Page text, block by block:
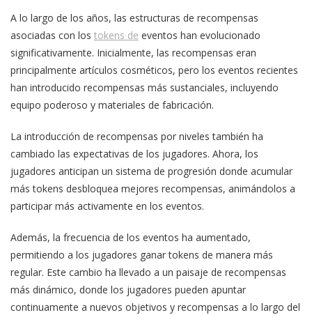
A lo largo de los años, las estructuras de recompensas
asociadas con los tokens de eventos han evolucionado
significativamente. Inicialmente, las recompensas eran
principalmente artículos cosméticos, pero los eventos recientes
han introducido recompensas más sustanciales, incluyendo
equipo poderoso y materiales de fabricación.
La introducción de recompensas por niveles también ha
cambiado las expectativas de los jugadores. Ahora, los
jugadores anticipan un sistema de progresión donde acumular
más tokens desbloquea mejores recompensas, animándolos a
participar más activamente en los eventos.
Además, la frecuencia de los eventos ha aumentado,
permitiendo a los jugadores ganar tokens de manera más
regular. Este cambio ha llevado a un paisaje de recompensas
más dinámico, donde los jugadores pueden apuntar
continuamente a nuevos objetivos y recompensas a lo largo del